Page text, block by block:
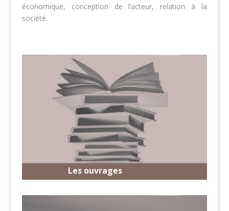
économique, conception de l’acteur, relation à la
société.
Les ouvrages